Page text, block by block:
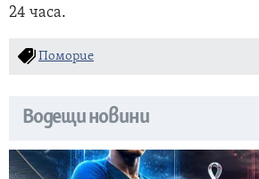
24 часа.
Поморие
Водещи новини